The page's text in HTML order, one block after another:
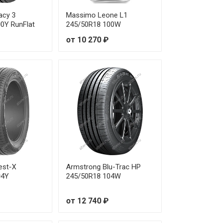
₽
₽
₽
₽
₽
₽
₽
3
RunFlat
Massimo Leone L1
245/50R18 100W
от 10 270 ₽
X
Armstrong Blu-Trac HP
245/50R18 104W
от 12 740 ₽